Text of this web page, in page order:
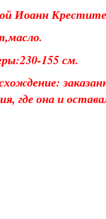
Иоанн
155 см.
где она и